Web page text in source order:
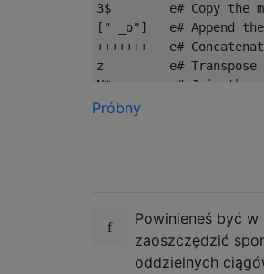
3$        e# Copy the
[" _o"]   e# Append
+++++++   e#
z         e# Transpose
Próbny
Powinieneś być w
zaoszczędzić
oddzielnych